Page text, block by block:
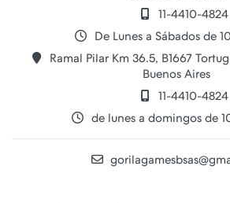
11-4410-4824
De Lunes a Sábados de
Ramal Pilar Km 36.5, B1667
Buenos Aires
11-4410-4824
de lunes a domingos de